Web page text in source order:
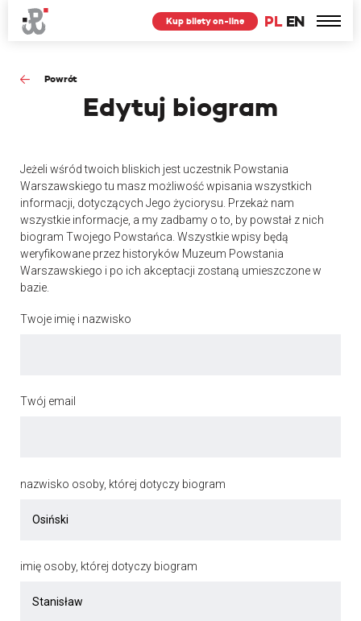
PL EN
Kup bilety on-line
Powrót
Edytuj biogram
Jeżeli wśród twoich bliskich jest uczestnik Powstania
Warszawskiego tu masz możliwość wpisania wszystkich
informacji, dotyczących Jego życiorysu. Przekaż nam
wszystkie informacje, a my zadbamy o to, by powstał z nich
biogram Twojego Powstańca. Wszystkie wpisy będą
weryfikowane przez historyków Muzeum Powstania
Warszawskiego i po ich akceptacji zostaną umieszczone w
bazie.
Twoje imię i nazwisko
Twój email
nazwisko osoby, której dotyczy biogram
imię osoby, której dotyczy biogram